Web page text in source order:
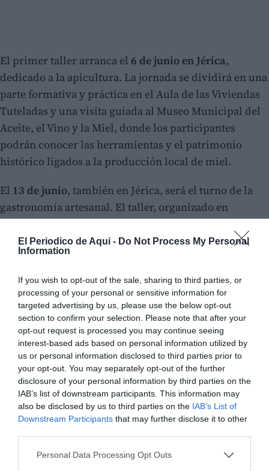
El Periodico de Aqui - Do Not Process My Personal
Information
If you wish to opt-out of the sale, sharing to third parties, or
processing of your personal or sensitive information for
targeted advertising by us, please use the below opt-out
section to confirm your selection. Please note that after your
opt-out request is processed you may continue seeing
interest-based ads based on personal information utilized by
us or personal information disclosed to third parties prior to
your opt-out. You may separately opt-out of the further
disclosure of your personal information by third parties on the
IAB’s list of downstream participants. This information may
also be disclosed by us to third parties on the IAB’s List of
Downstream Participants that may further disclose it to other
Personal Data Processing Opt Outs
El primer taller arranca el 6 de junio en Jérica,
dedicado a la apicultura. La jornada se dividirá en una
parte formativa y práctica en el Aula de las Viviendas
Tuteladas y una visita guiada al Museo Municipal del
Aceite, el Vino y la Miel, donde los participantes
podrán conocer las herramientas y el patrimonio
histórico ligados a la producción local de miel.
El 13 de junio, también en Jérica, será el turno de la
gastronomía artesanal. El taller, organizado en
en la pastelería Mesado e invitará a los asistentes a
adentrarse en el obrador para aprender la elaboración
tradicional de bollas, cenceñas y otras especialidades
comarcales. El objetivo es proteger estas recetas como
parte esencial del patrimonio inmaterial culinario del
Alto Palancia.